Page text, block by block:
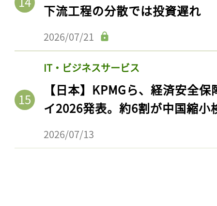
下流工程の分散では投資遅れ
2026/07/21
IT・ビジネスサービス
【日本】KPMGら、経済安全
イ2026発表。約6割が中国縮小
2026/07/13